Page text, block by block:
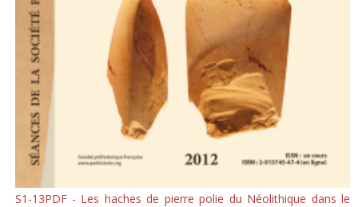
S1-13PDF - Les haches de pierre polie du Néolithique dans le